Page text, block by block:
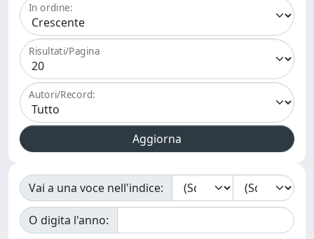
In ordine:
Risultati/Pagina
Autori/Record:
Vai a una voce nell'indice:
O digita l'anno: